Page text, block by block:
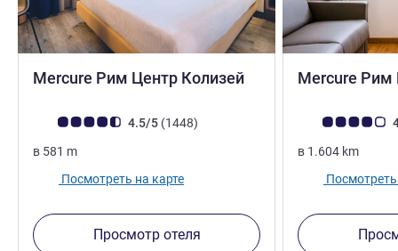
Mercure Рим Центр Колизей4 звезды
Примечание: отзывы клиентов (Рейтинг ALL)
4.5/5 (1448Отзывов
)
в 581 m
Посмотреть на карте
Просмотр отеля
Mercure Рим
Примечание:
в 1.604 km
Посмотреть